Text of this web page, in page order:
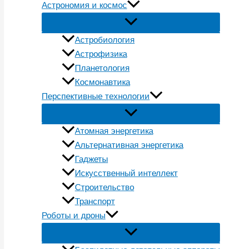
Астрономия и космос
Астробиология
Астрофизика
Планетология
Космонавтика
Перспективные технологии
Атомная энергетика
Альтернативная энергетика
Гаджеты
Искусственный интеллект
Строительство
Транспорт
Роботы и дроны